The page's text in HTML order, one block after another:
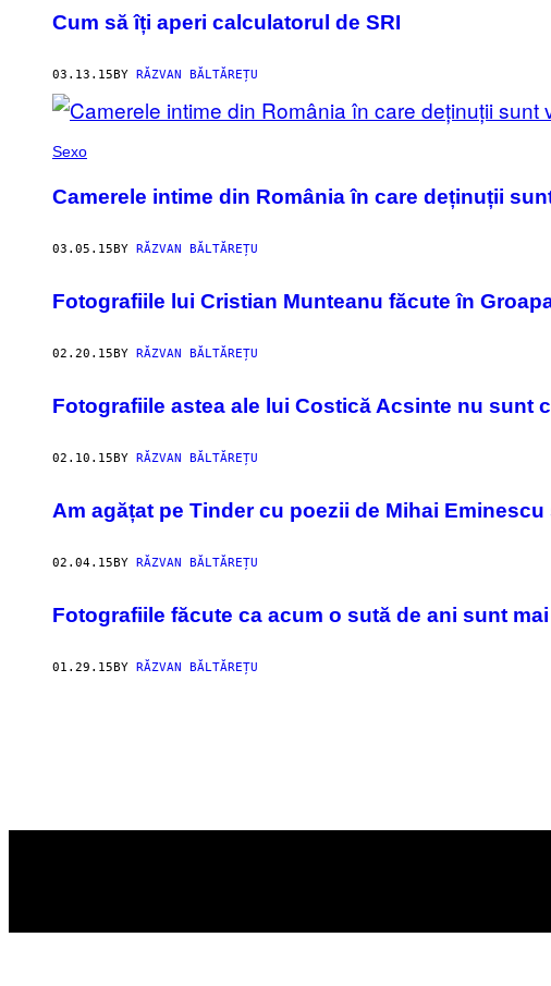
Cum să îți aperi calculatorul de SRI
03.13.15 BY RĂZVAN BĂLTĂREȚU
Sexo
Camerele intime din România în care deținuții
03.05.15 BY RĂZVAN BĂLTĂREȚU
Fotografiile lui Cristian Munteanu făcute în
02.20.15 BY RĂZVAN BĂLTĂREȚU
Fotografiile astea ale lui Costică Acsinte nu sunt
02.10.15 BY RĂZVAN BĂLTĂREȚU
Am agățat pe Tinder cu poezii de Mihai
02.04.15 BY RĂZVAN BĂLTĂREȚU
Fotografiile făcute ca acum o sută de ani sunt
01.29.15 BY RĂZVAN BĂLTĂREȚU